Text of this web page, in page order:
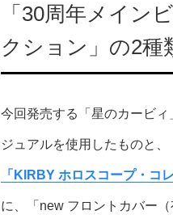
「30周年メイン
クション」の2種
今回発売する「星のカービ
ジュアルを使用したものと
「KIRBY ホロスコープ・コ
に、「new フロントカバー